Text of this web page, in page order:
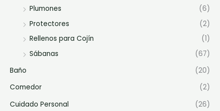
Plumones
(6)
Protectores
(2)
Rellenos para Cojín
(1)
Sábanas
(67)
Baño
(20)
Comedor
(2)
Cuidado Personal
(26)